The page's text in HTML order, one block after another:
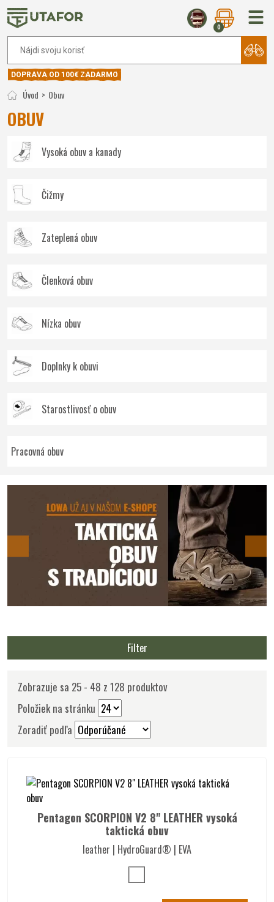
0
DOPRAVA OD 100€ ZADARMO
Úvod Obuv
OBUV
Vysoká obuv a kanady
Čižmy
Zateplená obuv
Členková obuv
Nízka obuv
Doplnky k obuvi
Starostlivosť o obuv
Pracovná obuv
Filter
Zobrazuje sa 25 - 48 z 128 produktov
Položiek na stránku
Zoradiť podľa
Pentagon SCORPION V2 8" LEATHER vysoká
taktická obuv
leather | HydroGuard® | EVA